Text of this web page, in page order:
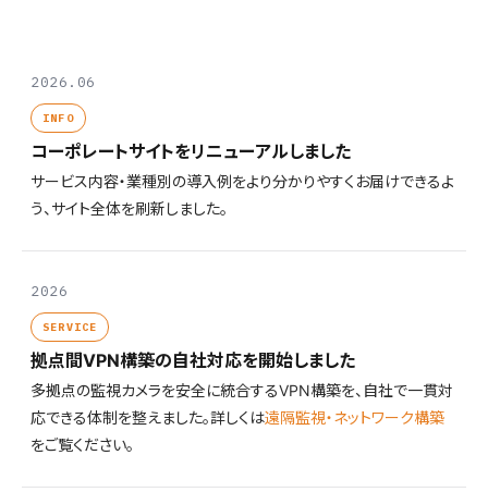
2026.06
INFO
コーポレートサイトをリニューアルしました
サービス内容・業種別の導入例をより分かりやすくお届けできるよ
う、サイト全体を刷新しました。
2026
SERVICE
拠点間VPN構築の自社対応を開始しました
多拠点の監視カメラを安全に統合するVPN構築を、自社で一貫対
応できる体制を整えました。詳しくは遠隔監視・ネットワーク構築
をご覧ください。